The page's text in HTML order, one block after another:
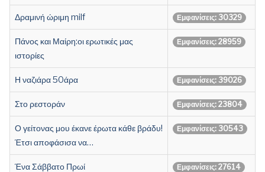
Δραμινή ώριμη milf Εμφανίσεις: 30329
Πάνος και Μαίρη:οι ερωτικές μας
ιστορίες
Εμφανίσεις: 28959
Η ναζιάρα 50άρα Εμφανίσεις: 39026
Στο ρεστοράν Εμφανίσεις: 23804
Ο γείτονας μου έκανε έρωτα κάθε βράδυ!
Έτσι αποφάσισα να…
Εμφανίσεις: 30543
Ένα Σάββατο Πρωί Εμφανίσεις: 27614